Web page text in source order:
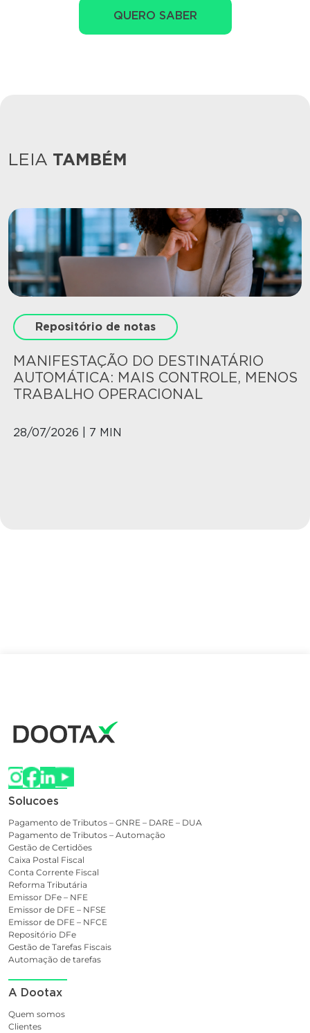
QUERO SABER
LEIA TAMBÉM
Repositório de notas
MANIFESTAÇÃO DO DESTINATÁRIO
AUTOMÁTICA: MAIS CONTROLE, MENOS
TRABALHO OPERACIONAL
28/07/2026 | 7 MIN
Solucoes
Pagamento de Tributos – GNRE – DARE – DUA
Pagamento de Tributos – Automação
Gestão de Certidões
Caixa Postal Fiscal
Conta Corrente Fiscal
Reforma Tributária
Emissor DFe – NFE
Emissor de DFE – NFSE
Emissor de DFE – NFCE
Repositório DFe
Gestão de Tarefas Fiscais
Automação de tarefas
A Dootax
Quem somos
Clientes